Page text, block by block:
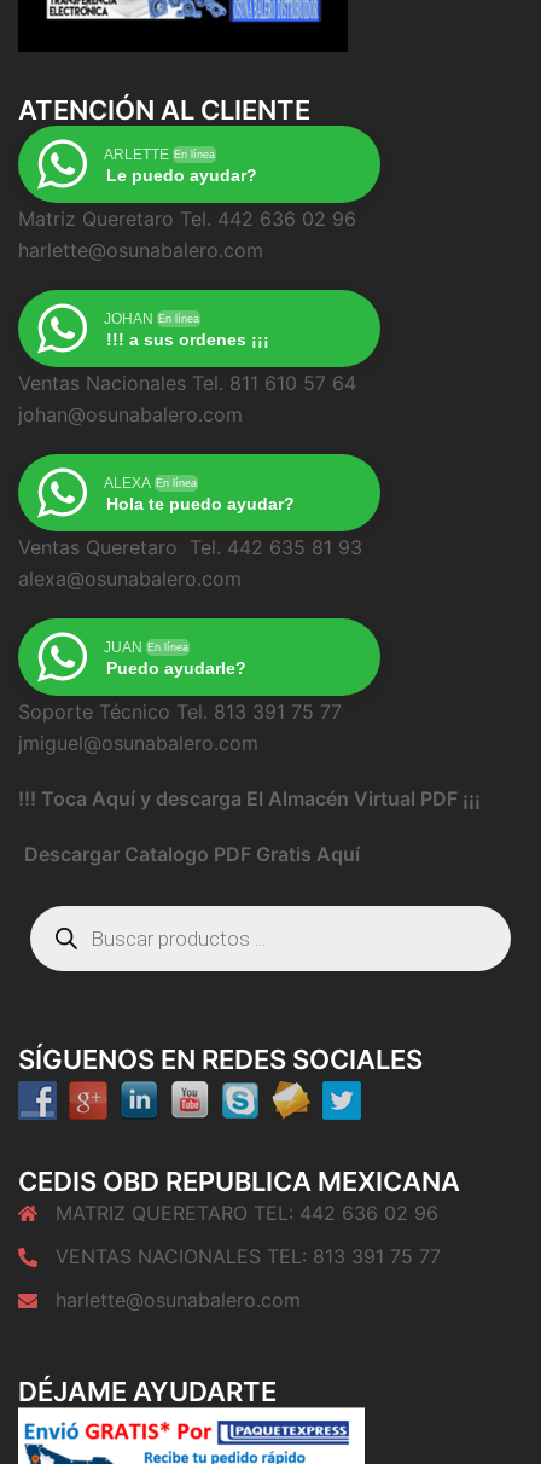
ATENCIÓN AL CLIENTE
ARLETTE En línea
Le puedo ayudar?
Matriz Queretaro Tel. 442 636 02 96
harlette@osunabalero.com
JOHAN En línea
!!! a sus ordenes ¡¡¡
Ventas Nacionales Tel. 811 610 57 64
johan@osunabalero.com
ALEXA En línea
Hola te puedo ayudar?
Ventas Queretaro Tel. 442 635 81 93
alexa@osunabalero.com
JUAN En línea
Puedo ayudarle?
Soporte Técnico Tel. 813 391 75 77
jmiguel@osunabalero.com
!!! Toca Aquí y descarga El Almacén Virtual PDF ¡¡¡
Descargar Catalogo PDF Gratis Aquí
Búsqueda
de
productos
SÍGUENOS EN REDES SOCIALES
CEDIS OBD REPUBLICA MEXICANA
MATRIZ QUERETARO TEL: 442 636 02 96
VENTAS NACIONALES TEL: 813 391 75 77
harlette@osunabalero.com
DÉJAME AYUDARTE